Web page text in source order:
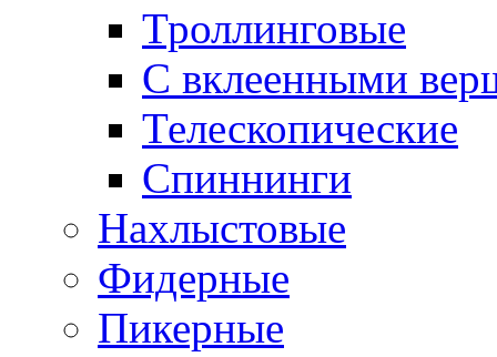
Троллинговые
С вклеенными
Телескопические
Спиннинги
Нахлыстовые
Фидерные
Пикерные